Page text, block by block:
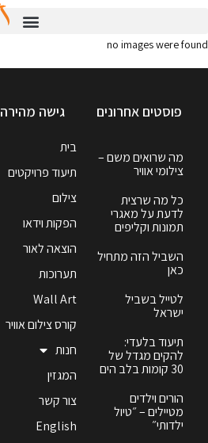
no images were found
פוסטים אחרונים
מה שרואים משם –
צילומי אוויר
כל מה שרצית
לדעת על מאגרי
תמונות וקליפים
השביל הזה מתחיל
כאן
לטייל בשביל
ישראל
תיעוד בלעדי:
להקים מגדל של
30 קומות בלב הים
הורים וילדים
מטיילים – ״טיול
ילדותי״
גישה מהירה
בית
תיעוד פרויקטים
צילום
הפקות וידאו
הוצאה לאור
תערוכות
Wall Art
קורס צילום אוויר
חנות
המגזין
צור קשר
English